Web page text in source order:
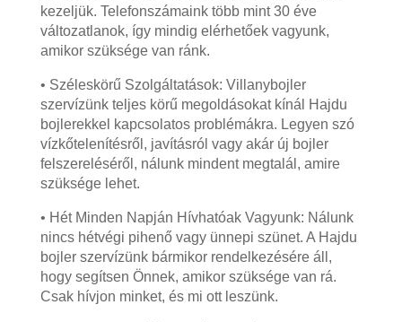
kezeljük. Telefonszámaink több mint 30 éve
változatlanok, így mindig elérhetőek vagyunk,
amikor szüksége van ránk.
• Széleskörű Szolgáltatások: Villanybojler
szervízünk teljes körű megoldásokat kínál Hajdu
bojlerekkel kapcsolatos problémákra. Legyen szó
vízkőtelenítésről, javításról vagy akár új bojler
felszereléséről, nálunk mindent megtalál, amire
szüksége lehet.
• Hét Minden Napján Hívhatóak Vagyunk: Nálunk
nincs hétvégi pihenő vagy ünnepi szünet. A Hajdu
bojler szervízünk bármikor rendelkezésére áll,
hogy segítsen Önnek, amikor szüksége van rá.
Csak hívjon minket, és mi ott leszünk.